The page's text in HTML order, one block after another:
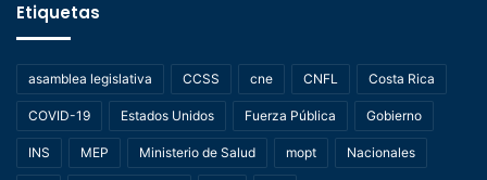
Etiquetas
asamblea legislativa CCSS cne CNFL Costa Rica
COVID-19 Estados Unidos Fuerza Pública Gobierno
INS MEP Ministerio de Salud mopt Nacionales